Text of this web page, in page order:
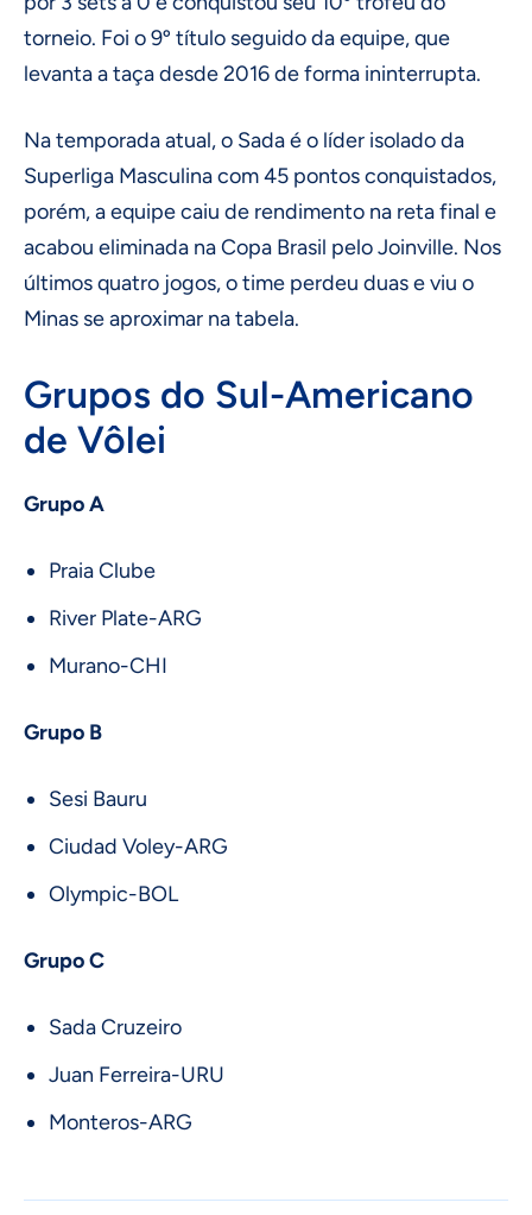
torneio. Foi o 9º título seguido da equipe, que
levanta a taça desde 2016 de forma ininterrupta.
Na temporada atual, o Sada é o líder isolado da
Superliga Masculina com 45 pontos conquistados,
porém, a equipe caiu de rendimento na reta final e
acabou eliminada na Copa Brasil pelo Joinville. Nos
últimos quatro jogos, o time perdeu duas e viu o
Minas se aproximar na tabela.
Grupos do Sul-Americano
de Vôlei
Grupo A
Praia Clube
River Plate-ARG
Murano-CHI
Grupo B
Sesi Bauru
Ciudad Voley-ARG
Olympic-BOL
Grupo C
Sada Cruzeiro
Juan Ferreira-URU
Monteros-ARG